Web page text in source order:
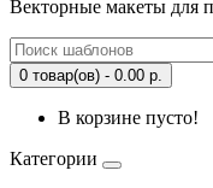
Векторные макеты для
0 товар(ов) - 0.00 р.
В корзине пусто!
Категории